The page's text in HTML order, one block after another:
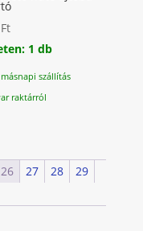
Ft
1 db
szállítás
raktárról
26 27 28
29